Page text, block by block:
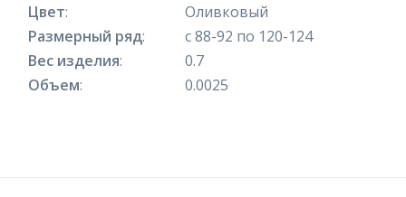
Цвет:
Оливковый
Размерный ряд:
с 88-92 по 120-124
Вес изделия:
0.7
Объем: 0.0025